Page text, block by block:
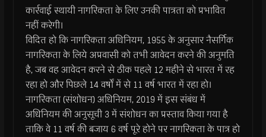
कार्रवाई स्थायी नागरिकता के लिए उनकी पात्रता को प्रभावित
नहीं करेगी।
विदित हो कि नागरिकता अधिनियम, 1955 के अनुसार नैसर्गिक
नागरिकता के लिये अप्रवासी को तभी आवेदन करने की अनुमति
है, जब वह आवेदन करने से ठीक पहले 12 महीने से भारत में रह
रहा हो और पिछले 14 वर्षों में से 11 वर्ष भारत में रहा हो।
नागरिकता (संशोधन) अधिनियम, 2019 में इस संबंध में
अधिनियम की अनुसूची 3 में संशोधन का प्रस्ताव किया गया है
ताकि वे 11 वर्ष की बजाय 6 वर्ष पूरे होने पर नागरिकता के पात्र हो